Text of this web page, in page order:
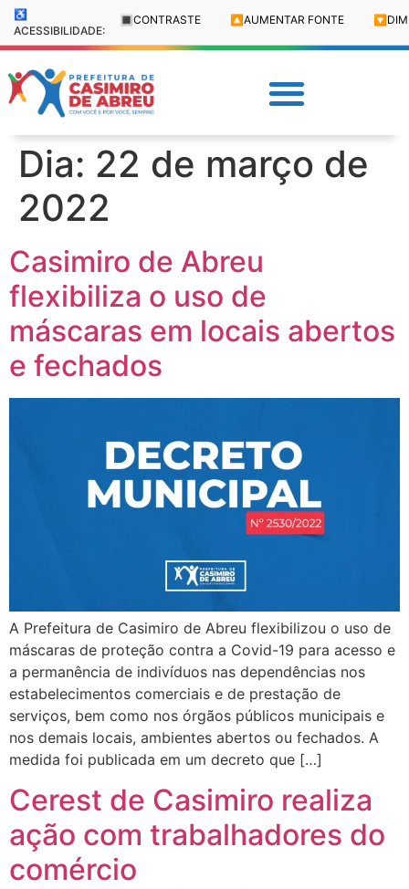
♿
ACESSIBILIDADE:
🔳 CONTRASTE 🔼 AUMENTAR FONTE 🔽
Dia: 22 de março de
2022
Casimiro de Abreu
flexibiliza o uso de
máscaras em locais abertos
e fechados
A Prefeitura de Casimiro de Abreu flexibilizou o uso de
máscaras de proteção contra a Covid-19 para acesso e
a permanência de indivíduos nas dependências nos
estabelecimentos comerciais e de prestação de
serviços, bem como nos órgãos públicos municipais e
nos demais locais, ambientes abertos ou fechados. A
medida foi publicada em um decreto que […]
Cerest de Casimiro realiza
ação com trabalhadores do
comércio